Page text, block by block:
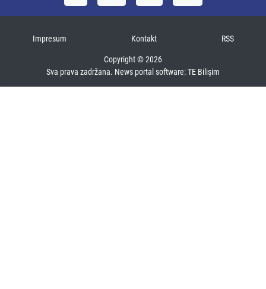
Impresum Kontakt RSS
Copyright © 2026
Sva prava zadržana. News portal software:TE Bilişim